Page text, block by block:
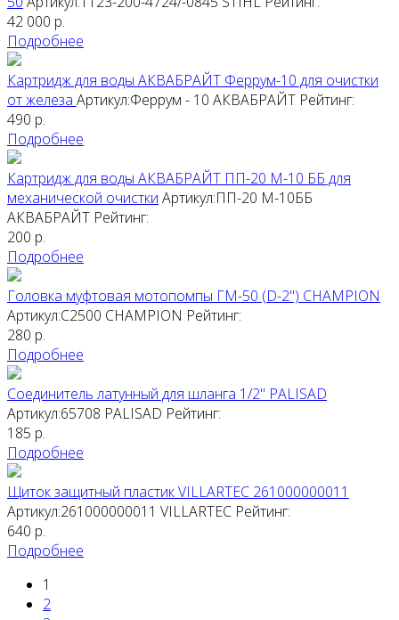
42 000 р.
Подробнее
Картридж для воды АКВАБРАЙТ Феррум-10 для очистки
от железа Артикул:Феррум - 10 АКВАБРАЙТ Рейтинг:
490 р.
Подробнее
Картридж для воды АКВАБРАЙТ ПП-20 М-10 ББ для
механической очистки Артикул:ПП-20 М-10ББ
АКВАБРАЙТ Рейтинг:
200 р.
Подробнее
Головка муфтовая мотопомпы ГМ-50 (D-2") CHAMPION
Артикул:C2500 CHAMPION Рейтинг:
280 р.
Подробнее
Соединитель латунный для шланга 1/2" PALISAD
Артикул:65708 PALISAD Рейтинг:
185 р.
Подробнее
Щиток защитный пластик VILLARTEC 261000000011
Артикул:261000000011 VILLARTEC Рейтинг:
640 р.
Подробнее
1
2